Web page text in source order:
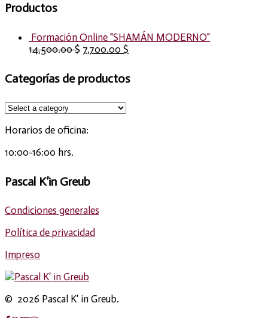
Productos
Formación Online "SHAMÁN MODERNO"
14,500.00$ 7,700.00 $
Categorías de productos
Horarios de oficina:
10:00-16:00 hrs.
Pascal K’in Greub
Condiciones generales
Política de privacidad
Impreso
© 2026 Pascal K‘ in Greub.